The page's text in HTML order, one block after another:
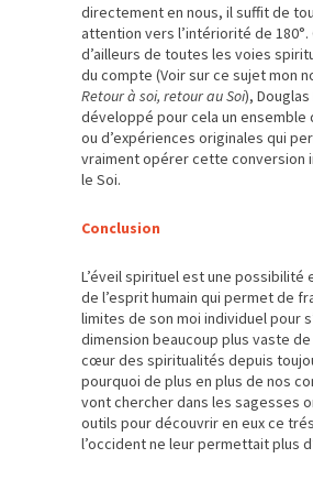
directement en nous, il suffit de
attention vers l’intériorité de 180°.
d’ailleurs de toutes les voies
du compte (Voir sur ce sujet mon
Retour à soi, retour au Soi),
développé pour cela un ensemble
ou d’expériences originales qui
vraiment opérer cette conversion
le Soi.
Conclusion
L’éveil spirituel est une possibilité
de l’esprit humain qui permet de
limites de son moi individuel pour
dimension beaucoup plus vaste de
cœur des spiritualités depuis
pourquoi de plus en plus de nos
vont chercher dans les sagesses
outils pour découvrir en eux ce
l’occident ne leur permettait plus